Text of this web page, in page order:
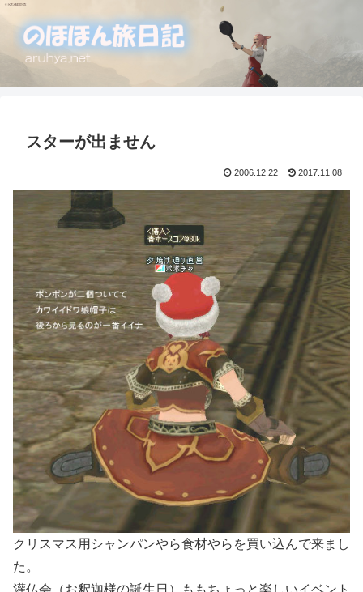
スターが出ません
2006.12.22 2017.11.08
クリスマス用シャンパンやら食材やらを買い込んで来まし
た。
灌仏会（お釈迦様の誕生日）ももちょっと楽しいイベント